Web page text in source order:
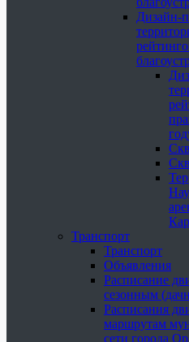
Дизайн-
Транспорт
Транспорт
Объявления
Расписание
сезонным
Расписания
маршрутам
сети города